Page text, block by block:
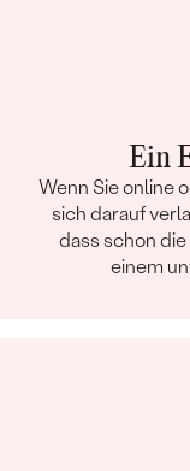
Ein
Wenn Sie online
sich darauf
dass schon
einem